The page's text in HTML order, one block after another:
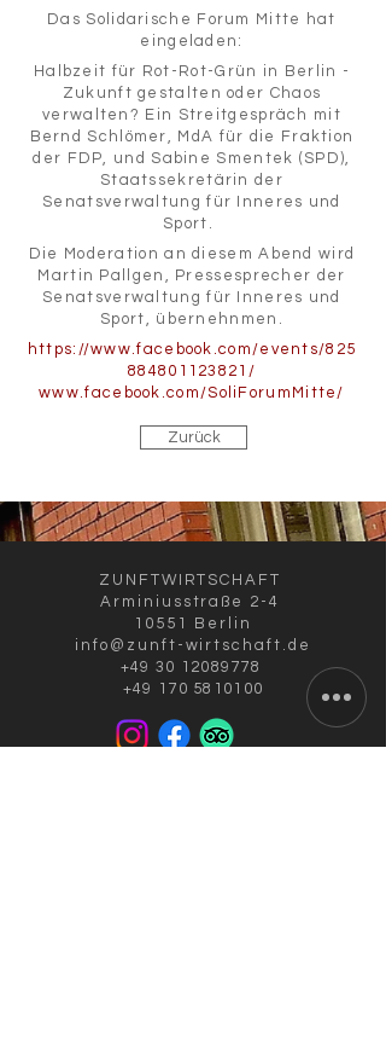
Das Solidarische Forum Mitte hat
eingeladen:
Halbzeit für Rot-Rot-Grün in Berlin -
Zukunft gestalten oder Chaos
verwalten? Ein Streitgespräch mit
Bernd Schlömer, MdA für die Fraktion
der FDP, und Sabine Smentek (SPD),
Staatssekretärin der
Senatsverwaltung für Inneres und
Sport.
Die Moderation an diesem Abend wird
Martin Pallgen, Pressesprecher der
Senatsverwaltung für Inneres und
Sport, übernehnmen.
https://www.facebook.com/events/825
884801123821/
www.facebook.com/SoliForumMitte/
Zurück
ZUNFTWIRTSCHAFT
Arminiusstraße 2-4
10551 Berlin
info@zunft-wirtschaft.de
+49 30 12089778
+49 170 5810100